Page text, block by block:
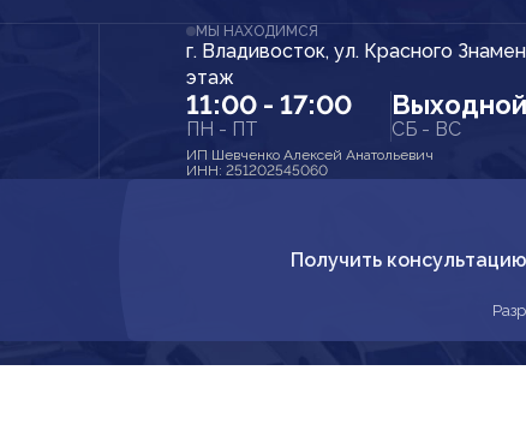
МЫ НАХОДИМСЯ
г. Владивосток, ул. Красного
этаж
11:00 - 17:00
ПН - ПТ
Выходной
СБ - ВС
ИП Шевченко Алексей Анатольевич
ИНН: 251202545060
Получить консультацию